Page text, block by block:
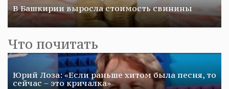
В Башкирии выросла стоимость свинины
Что почитать
Юрий Лоза: «Если раньше хитом была песня, то
сейчас – это кричалка»